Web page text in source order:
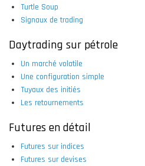
Turtle Soup
Signaux de trading
Daytrading sur pétrole
Un marché volatile
Une configuration simple
Tuyaux des initiés
Les retournements
Futures en détail
Futures sur indices
Futures sur devises